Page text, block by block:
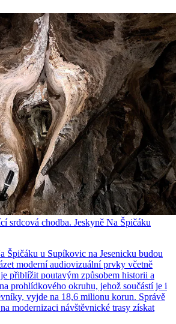
srdcová chodba. Jeskyně Na Špičáku
Špičáku u Supíkovic na Jesenicku budou
moderní audiovizuální prvky včetně
přiblížit poutavým způsobem historii a
prohlídkového okruhu, jehož součástí je i
vyjde na 18,6 milionu korun. Správě
modernizaci návštěvnické trasy získat